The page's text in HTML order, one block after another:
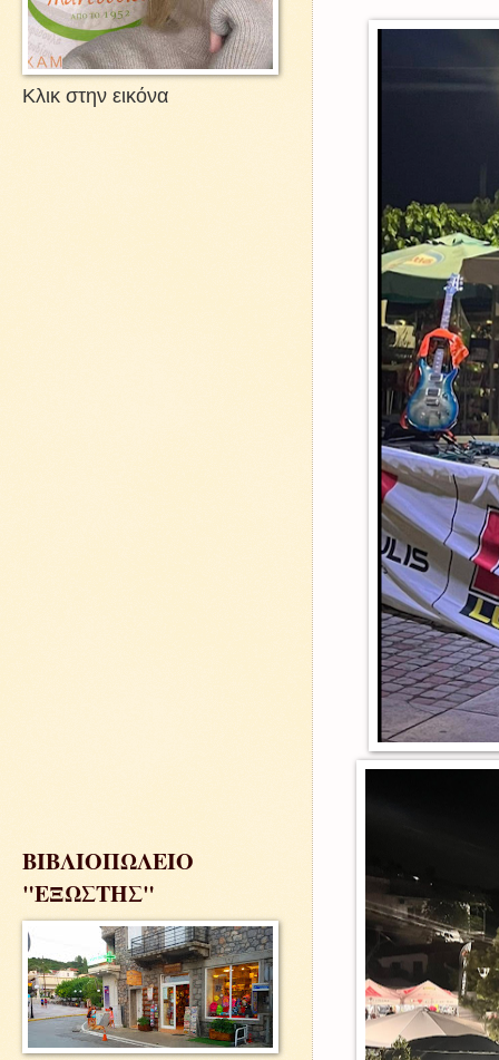
Κλικ στην εικόνα
ΒΙΒΛΙΟΠΩΛΕΙΟ
"ΕΞΩΣΤΗΣ"